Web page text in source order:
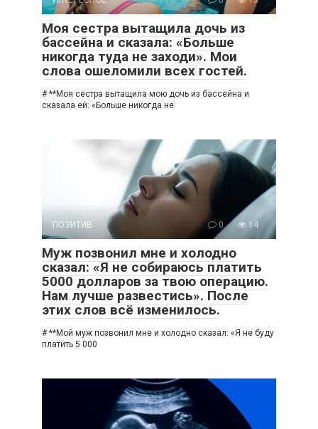
Моя сестра вытащила дочь из
бассейна и сказала: «Больше
никогда туда не заходи». Мои
слова ошеломили всех гостей.
# **Моя сестра вытащила мою дочь из бассейна и
сказала ей: «Больше никогда не
ПОЗИТИВ 0 14
Муж позвонил мне и холодно
сказал: «Я не собираюсь платить
5000 долларов за твою операцию.
Нам лучше развестись». После
этих слов всё изменилось.
# **Мой муж позвонил мне и холодно сказал: «Я не буду
платить 5 000